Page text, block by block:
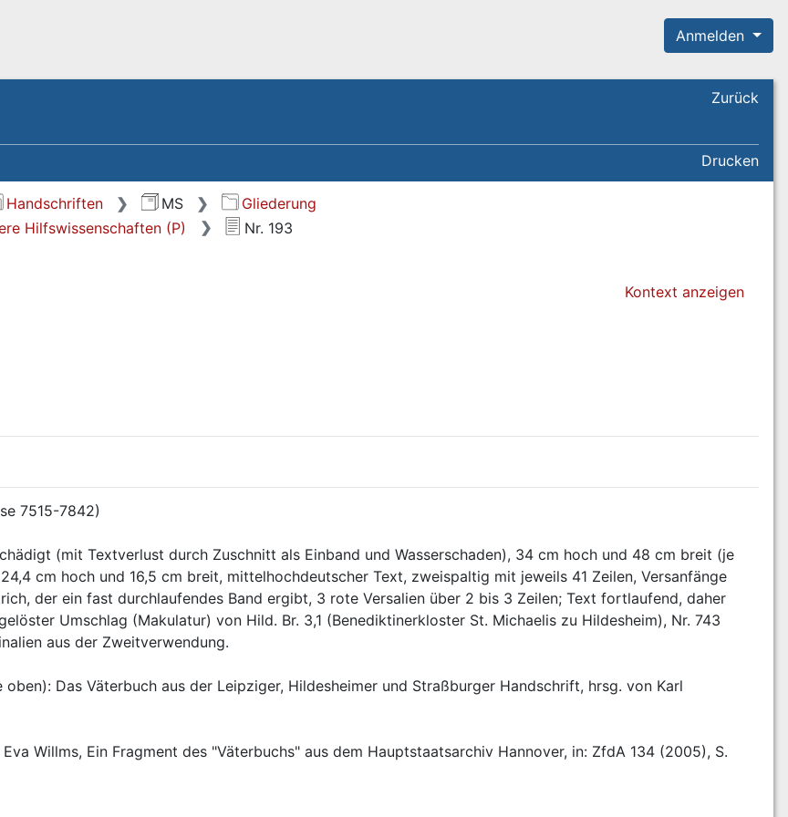
Anmelden
Zurück
Drucken
Handschriften MS
Gliederung
Hilfswissenschaften (P)
Nr. 193
Kontext anzeigen
7515-7842)
(mit Textverlust durch Zuschnitt als Einband und Wasserschaden), 34 cm hoch und 48 cm breit (je
cm hoch und 16,5 cm breit, mittelhochdeutscher Text, zweispaltig mit jeweils 41 Zeilen, Versanfänge
der ein fast durchlaufendes Band ergibt, 3 rote Versalien über 2 bis 3 Zeilen; Text fortlaufend, daher
Umschlag (Makulatur) von Hild. Br. 3,1 (Benediktinerkloster St. Michaelis zu Hildesheim), Nr. 743
aus der Zweitverwendung.
oben): Das Väterbuch aus der Leipziger, Hildesheimer und Straßburger Handschrift, hrsg. von Karl
Willms, Ein Fragment des "Väterbuchs" aus dem Hauptstaatsarchiv Hannover, in: ZfdA 134 (2005), S.